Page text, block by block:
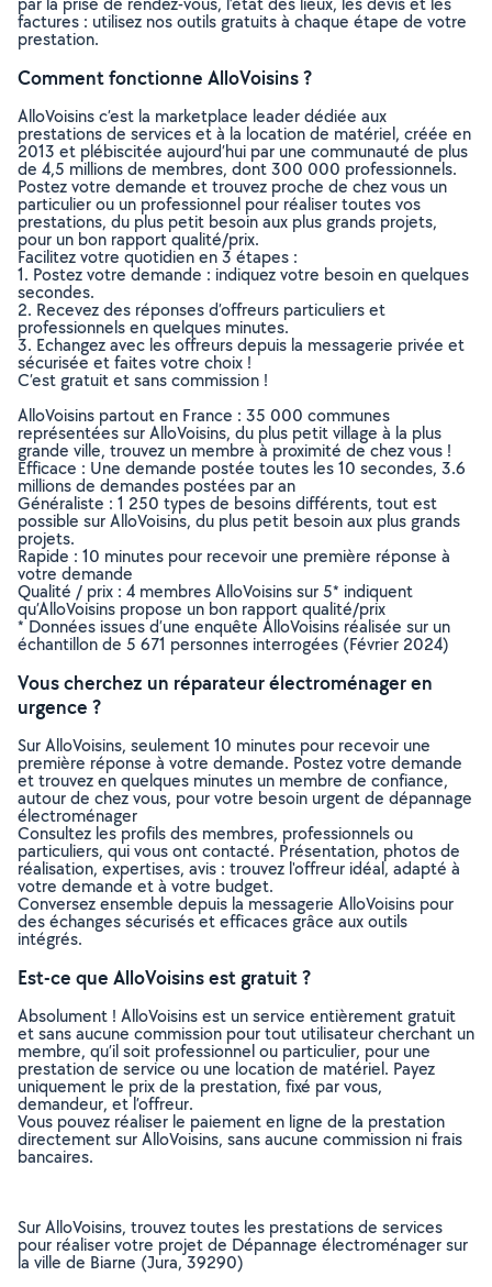
factures : utilisez nos outils gratuits à chaque étape de votre
prestation.
Comment fonctionne AlloVoisins ?
AlloVoisins c’est la marketplace leader dédiée aux
prestations de services et à la location de matériel, créée en
2013 et plébiscitée aujourd’hui par une communauté de plus
de 4,5 millions de membres, dont 300 000 professionnels.
Postez votre demande et trouvez proche de chez vous un
particulier ou un professionnel pour réaliser toutes vos
prestations, du plus petit besoin aux plus grands projets,
pour un bon rapport qualité/prix.
Facilitez votre quotidien en 3 étapes :
1. Postez votre demande : indiquez votre besoin en quelques
secondes.
2. Recevez des réponses d’offreurs particuliers et
professionnels en quelques minutes.
3. Echangez avec les offreurs depuis la messagerie privée et
sécurisée et faites votre choix !
C’est gratuit et sans commission !
AlloVoisins partout en France : 35 000 communes
représentées sur AlloVoisins, du plus petit village à la plus
grande ville, trouvez un membre à proximité de chez vous !
Efficace : Une demande postée toutes les 10 secondes, 3.6
millions de demandes postées par an
Généraliste : 1 250 types de besoins différents, tout est
possible sur AlloVoisins, du plus petit besoin aux plus grands
projets.
Rapide : 10 minutes pour recevoir une première réponse à
votre demande
Qualité / prix : 4 membres AlloVoisins sur 5* indiquent
qu’AlloVoisins propose un bon rapport qualité/prix
* Données issues d’une enquête AlloVoisins réalisée sur un
échantillon de 5 671 personnes interrogées (Février 2024)
Vous cherchez un réparateur électroménager en
urgence ?
Sur AlloVoisins, seulement 10 minutes pour recevoir une
première réponse à votre demande. Postez votre demande
et trouvez en quelques minutes un membre de confiance,
autour de chez vous, pour votre besoin urgent de dépannage
électroménager
Consultez les profils des membres, professionnels ou
particuliers, qui vous ont contacté. Présentation, photos de
réalisation, expertises, avis : trouvez l'offreur idéal, adapté à
votre demande et à votre budget.
Conversez ensemble depuis la messagerie AlloVoisins pour
des échanges sécurisés et efficaces grâce aux outils
intégrés.
Est-ce que AlloVoisins est gratuit ?
Absolument ! AlloVoisins est un service entièrement gratuit
et sans aucune commission pour tout utilisateur cherchant un
membre, qu’il soit professionnel ou particulier, pour une
prestation de service ou une location de matériel. Payez
uniquement le prix de la prestation, fixé par vous,
demandeur, et l’offreur.
Vous pouvez réaliser le paiement en ligne de la prestation
directement sur AlloVoisins, sans aucune commission ni frais
bancaires.
Sur AlloVoisins, trouvez toutes les prestations de services
pour réaliser votre projet de Dépannage électroménager sur
la ville de Biarne (Jura, 39290)